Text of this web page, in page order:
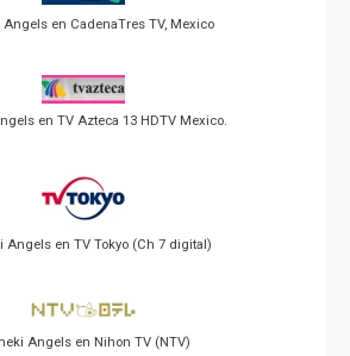
en CadenaTres TV, Mexico
en TV Azteca 13 HDTV Mexico.
Angels en TV Tokyo (Ch 7 digital)
Angels en Nihon TV (NTV)